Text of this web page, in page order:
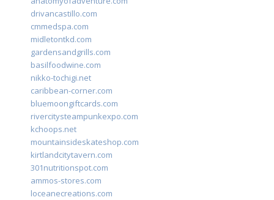
drivancastillo.com
cmmedspa.com
midletontkd.com
gardensandgrills.com
basilfoodwine.com
nikko-tochigi.net
caribbean-corner.com
bluemoongiftcards.com
rivercitysteampunkexpo.com
kchoops.net
mountainsideskateshop.com
kirtlandcitytavern.com
301nutritionspot.com
ammos-stores.com
loceanecreations.com